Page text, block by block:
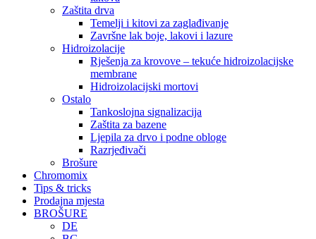
Zaštita drva
Temelji i kitovi za zaglađivanje
Završne lak boje, lakovi i lazure
Hidroizolacije
Rješenja za krovove – tekuće hidroizolacijske
membrane
Hidroizolacijski mortovi
Ostalo
Tankoslojna signalizacija
Zaštita za bazene
Ljepila za drvo i podne obloge
Razrjeđivači
Brošure
Chromomix
Tips & tricks
Prodajna mjesta
BROŠURE
DE